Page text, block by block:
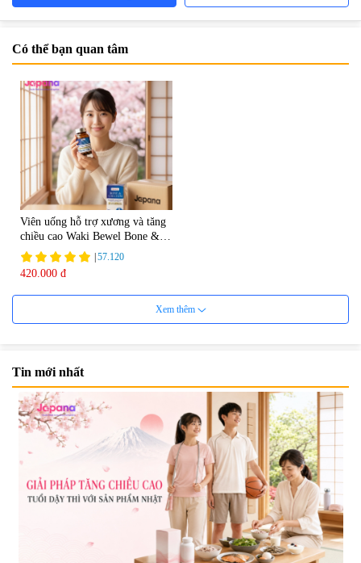
Có thể bạn quan tâm
Viên uống hỗ trợ xương và tăng
chiều cao Waki Bewel Bone &
Calcium
57.120
420.000 đ
Xem thêm
Tin mới nhất